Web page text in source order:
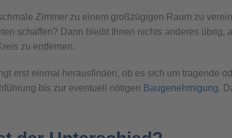
Zimmer zu einem großzügigen Raum zu
schaffen? Dann bleibt Ihnen nichts anderes übrig,
zu entfernen.
erst einmal herausfinden, ob es sich um tragende
bis zur eventuell nötigen Baugenehmigung.